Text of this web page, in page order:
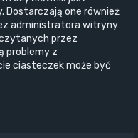
Dostarczają one również
administratora witryny
przez
problemy z
ciasteczek może być